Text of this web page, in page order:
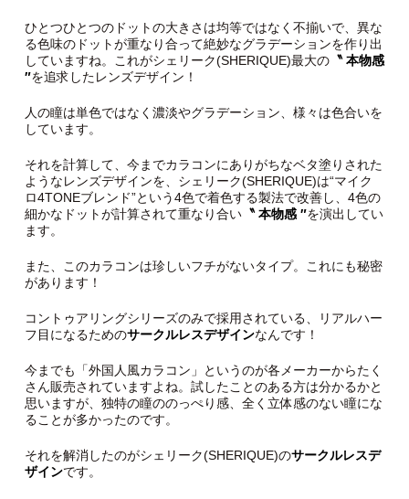
ひとつひとつのドットの大きさは均等ではなく不揃いで、異な
る色味のドットが重なり合って絶妙なグラデーションを作り出
していますね。これがシェリーク(SHERIQUE)最大の〝 本物感
″を追求したレンズデザイン！
人の瞳は単色ではなく濃淡やグラデーション、様々は色合いを
しています。
それを計算して、今までカラコンにありがちなベタ塗りされた
ようなレンズデザインを、シェリーク(SHERIQUE)は“マイク
ロ4TONEブレンド”という4色で着色する製法で改善し、4色の
細かなドットが計算されて重なり合い〝 本物感 ″を演出してい
ます。
また、このカラコンは珍しいフチがないタイプ。これにも秘密
があります！
コントゥアリングシリーズのみで採用されている、リアルハー
フ目になるためのサークルレスデザインなんです！
今までも「外国人風カラコン」というのが各メーカーからたく
さん販売されていますよね。試したことのある方は分かるかと
思いますが、独特の瞳ののっぺり感、全く立体感のない瞳にな
ることが多かったのです。
それを解消したのがシェリーク(SHERIQUE)のサークルレスデ
ザインです。